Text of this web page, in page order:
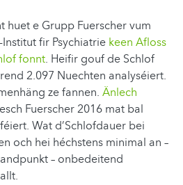
huet e Grupp Fuerscher vum
fir Psychiatrie keen Afloss
fonnt. Heifir gouf de Schlof
2.097 Nuechten analyséiert.
ze fannen. Änlech
Fuerscher 2016 mat bal
Wat d’Schlofdauer bei
och hei héchstens minimal an –
– onbedeitend